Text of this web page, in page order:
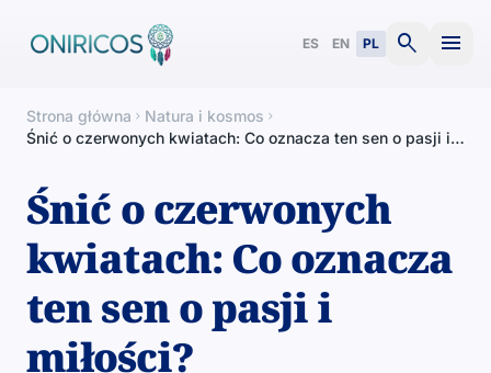
ES EN PL search menu
Strona główna chevron_right Natura i kosmos chevron_right
Śnić o czerwonych kwiatach: Co oznacza ten sen o pasji i
Śnić o czerwonych
kwiatach: Co oznacza
ten sen o pasji i
miłości?